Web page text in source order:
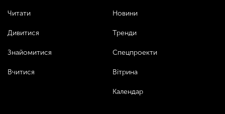
Читати
Дивитися
Знайомитися
Вчитися
Новини
Тренди
Спецпроекти
Вітрина
Календар